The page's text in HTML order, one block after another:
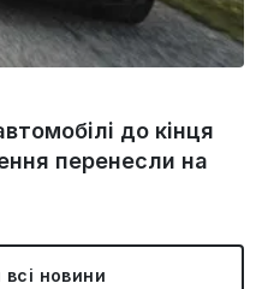
до кінця
перенесли на
новини